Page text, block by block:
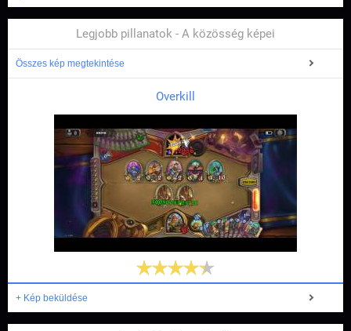
Legjobb pillanatok - A közösség képei
Összes kép megtekintése
Overkill
+ Kép beküldése